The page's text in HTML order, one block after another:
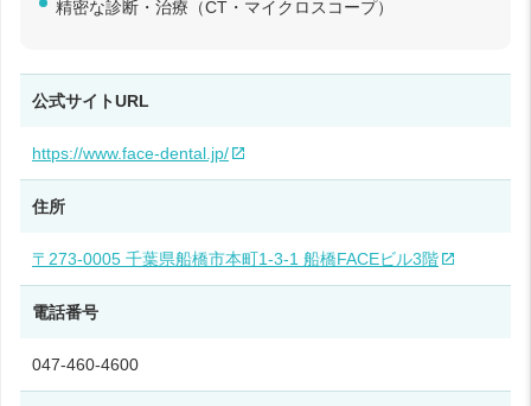
精密な診断・治療（CT・マイクロスコープ）
公式サイトURL
https://www.face-dental.jp/
住所
〒273-0005 千葉県船橋市本町1-3-1 船橋FACEビル3階
電話番号
047-460-4600